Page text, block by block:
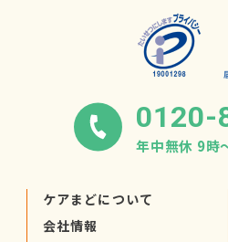
0120-
年中無休 9時
ケアまどについて
会社情報